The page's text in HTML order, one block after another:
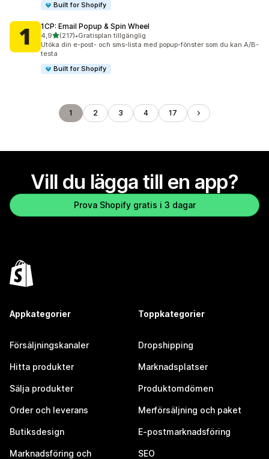
Built for Shopify
1CP: Email Popup & Spin Wheel
4,9av 5 stjärnor
(217)
217 recensioner totalt
•Gratisplan tillgänglig
Utöka din e-post- och sms-lista med popup-fönster som du kan A/B-
testa
Built for Shopify
1 2 3 4 17
Vill du lägga till en app?
Prova Shopify gratis i 3 dagar
Appkategorier
Försäljningskanaler
Hitta produkter
Sälja produkter
Order och leverans
Butiksdesign
Marknadsföring och
Toppkategorier
Dropshipping
Marknadsplatser
Produktomdömen
Merförsäljning och paket
E-postmarknadsföring
SEO